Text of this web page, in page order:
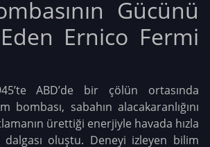
Gücünü
Ernico Fermi
ABD’de bir çölün ortasında
bombası, sabahın alacakaranlığını
ürettiği enerjiyle havada hızla
oluştu. Deneyi izleyen bilim